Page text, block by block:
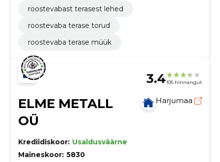
roostevabast terasest lehed
roostevaba terase torud
roostevaba terase müük
3.4105 hinnangut
ELME METALL
OÜ
Harjumaa
Krediidiskoor: Usaldusväärne
Maineskoor: 5830